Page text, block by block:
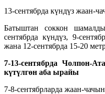
13-сентябрда күндүз жаан-
Батыштан соккон
сентябрда күндүз, 9-
жана 12-сентябрда 15-20
7-13-сентябрда Чолпон-
күтүлгөн аба ырайы
7-8-сентябрларда жаан-